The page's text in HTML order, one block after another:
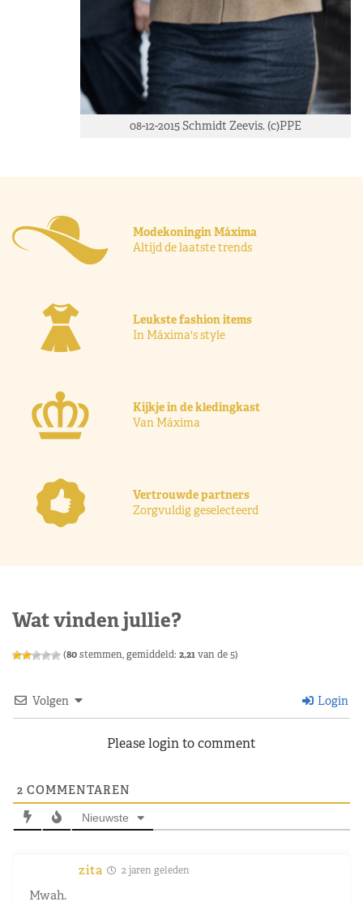
08-12-2015 Schmidt Zeevis. (c)PPE
Modekoningin Máxima
Altijd de laatste trends
Leukste fashion items
In Máxima's style
Kijkje in de kledingkast
Van Máxima
Vertrouwde partners
Zorgvuldig geselecteerd
Wat vinden jullie?
(80stemmen, gemiddeld: 2,21van de 5)
Volgen Login
Please login to comment
2 COMMENTAREN
Nieuwste
zita 2 jaren geleden
Mwah.